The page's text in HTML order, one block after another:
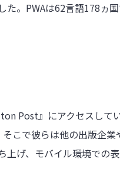
。PWAは62言語178ヵ国
Post』にアクセスして
こで彼らは他の出版企業
上げ、モバイル環境での